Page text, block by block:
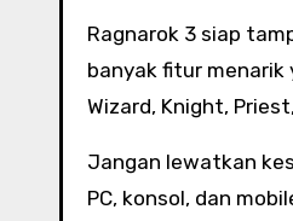
Ragnarok 3 siap
banyak fitur menarik
Wizard, Knight,
Jangan lewatkan
PC, konsol, dan